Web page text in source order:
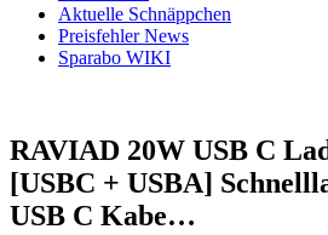
Aktuelle Schnäppchen
Preisfehler News
Sparabo WIKI
RAVIAD 20W USB C
[USBC + USBA]
USB C Kabe…